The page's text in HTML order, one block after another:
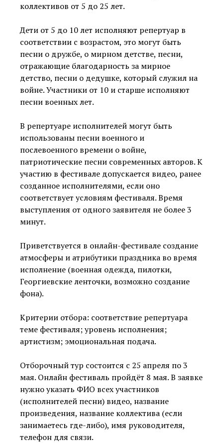
коллективов от 5 до 25 лет.
Дети от 5 до 10 лет исполняют репертуар в
соответствии с возрастом, это могут быть
песни о дружбе, о мирном детстве, песни,
отражающие благодарность за мирное
детство, песни о дедушке, который служил на
войне. Участники от 10 и старше исполняют
песни военных лет.
В репертуаре исполнителей могут быть
использованы песни военного и
послевоенного времени о войне,
патриотические песни современных авторов. К
участию в фестивале допускается видео, ранее
созданное исполнителями, если оно
соответствует условиям фестиваля. Время
выступления от одного заявителя не более 3
минут.
Приветствуется в онлайн-фестивале создание
атмосферы и атрибутики праздника во время
исполнение (военная одежда, пилотки,
Георгиевские ленточки, возможно создание
фона).
Критерии отбора: соответствие репертуара
теме фестиваля; уровень исполнения;
артистизм; эмоциональная подача.
Отборочный тур состоится с 25 апреля по 3
мая. Онлайн фестиваль пройдёт 8 мая. В заявке
нужно указать ФИО всех участников
(исполнителей песни) видео, название
произведения, название коллектива (если
занимаетесь где-либо), имя руководителя,
телефон для связи.